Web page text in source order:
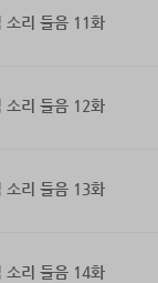
소리 들음 11화
소리 들음 12화
소리 들음 13화
소리 들음 14화